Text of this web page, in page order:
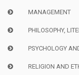
MANAGEMENT
PHILOSOPHY,
PSYCHOLOGY
RELIGION AND